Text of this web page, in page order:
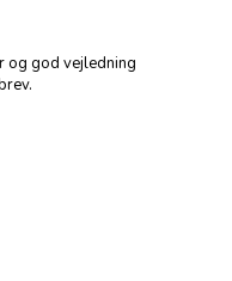
Copenhagen Double
og god vejledning